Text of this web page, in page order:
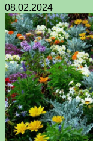
08.02.2024